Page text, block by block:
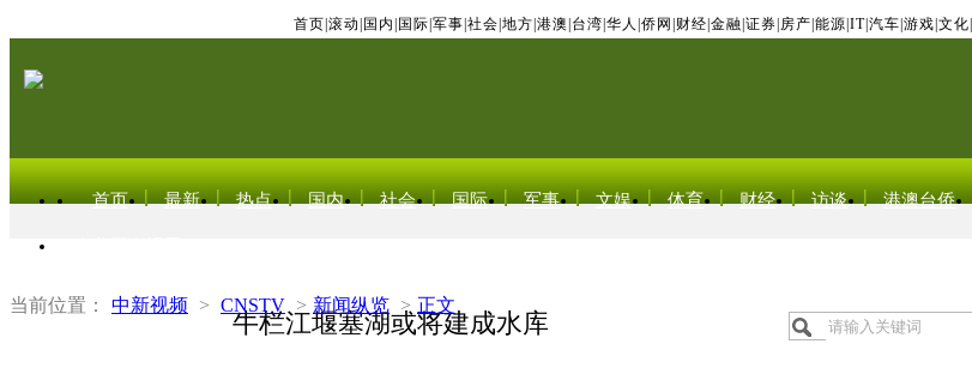
首页 滚动 国内 国际 军事 社会 地方 港澳 台湾 华人 侨网 财经 金融 证券 房产 能源 IT| 汽车 游戏 文化
首页 最新 热点 国内 社会 国际 军事 文娱 体育 财经 访谈 港澳台侨
当前位置： 中新视频 > CNSTV > 新闻纵览 > 正文
牛栏江堰塞湖或将建成水库